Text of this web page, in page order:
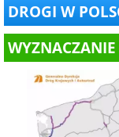
DROGI W
WYZNACZANIE